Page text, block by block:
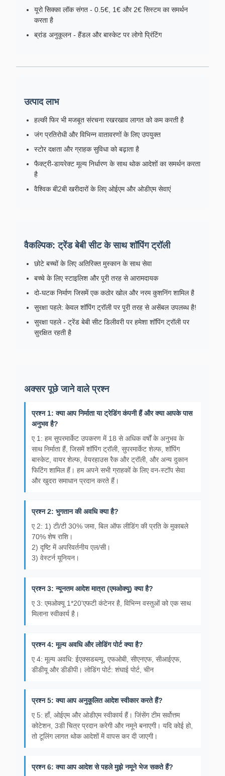
यूरो सिक्का लॉक संगत - 0.5€, 1€ और 2€ सिस्टम का समर्थन
करता है
ब्रांड अनुकूलन - हैंडल और बास्केट पर लोगो प्रिंटिंग
उत्पाद लाभ
हल्की फिर भी मजबूत संरचना रखरखाव लागत को कम करती है
जंग प्रतिरोधी और विभिन्न वातावरणों के लिए उपयुक्त
स्टोर दक्षता और ग्राहक सुविधा को बढ़ाता है
फैक्ट्री-डायरेक्ट मूल्य निर्धारण के साथ थोक आदेशों का समर्थन करता
है
वैश्विक बी2बी खरीदारों के लिए ओईएम और ओडीएम सेवाएं
वैकल्पिक: ट्रेंड बेबी सीट के साथ शॉपिंग ट्रॉली
छोटे बच्चों के लिए अतिरिक्त मुस्कान के साथ सेवा
बच्चे के लिए स्टाइलिश और पूरी तरह से आरामदायक
दो-घटक निर्माण जिसमें एक कठोर खोल और नरम कुशनिंग शामिल है
सुरक्षा पहले: केवल शॉपिंग ट्रॉली पर पूरी तरह से असेंबल उपलब्ध है!
सुरक्षा पहले - ट्रेंड बेबी सीट डिलीवरी पर हमेशा शॉपिंग ट्रॉली पर
सुरक्षित रहती है
अक्सर पूछे जाने वाले प्रश्न
प्रश्न 1: क्या आप निर्माता या ट्रेडिंग कंपनी हैं और क्या आपके पास
अनुभव है?
ए 1: हम सुपरमार्केट उपकरण में 18 से अधिक वर्षों के अनुभव के
साथ निर्माता हैं, जिसमें शॉपिंग ट्रॉली, सुपरमार्केट शेल्फ, शॉपिंग
बास्केट, वायर शेल्फ, वेयरहाउस रैक और ट्रॉली, और अन्य दुकान
फिटिंग शामिल हैं। हम अपने सभी ग्राहकों के लिए वन-स्टॉप सेवा
और खुदरा समाधान प्रदान करते हैं।
प्रश्न 2: भुगतान की अवधि क्या है?
ए 2: 1) टी/टी 30% जमा, बिल ऑफ लीडिंग की प्रति के मुकाबले
70% शेष राशि।
2) दृष्टि में अपरिवर्तनीय एल/सी।
3) वेस्टर्न यूनियन।
प्रश्न 3: न्यूनतम आदेश मात्रा (एमओक्यू) क्या है?
ए 3: एमओक्यू 1*20'एफटी कंटेनर है, विभिन्न वस्तुओं को एक साथ
मिलाना स्वीकार्य है।
प्रश्न 4: मूल्य अवधि और लोडिंग पोर्ट क्या है?
ए 4: मूल्य अवधि: ईएक्सडब्ल्यू, एफओबी, सीएनएफ, सीआईएफ,
डीडीयू और डीडीपी। लोडिंग पोर्ट: शंघाई पोर्ट, चीन
प्रश्न 5: क्या आप अनुकूलित आदेश स्वीकार करते हैं?
ए 5: हाँ, ओईएम और ओडीएम स्वीकार्य हैं। जिंसेंग टीम सर्वोत्तम
कोटेशन, 3डी चित्र प्रदान करेगी और नमूने बनाएगी। यदि कोई हो,
तो टूलिंग लागत थोक आदेशों में वापस कर दी जाएगी।
प्रश्न 6: क्या आप आदेश से पहले मुझे नमूने भेज सकते हैं?